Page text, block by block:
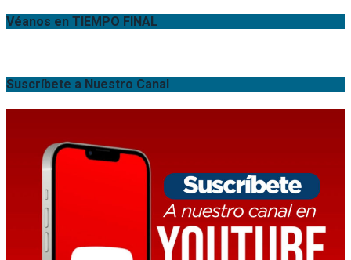
Véanos en TIEMPO FINAL
Suscríbete a Nuestro Canal